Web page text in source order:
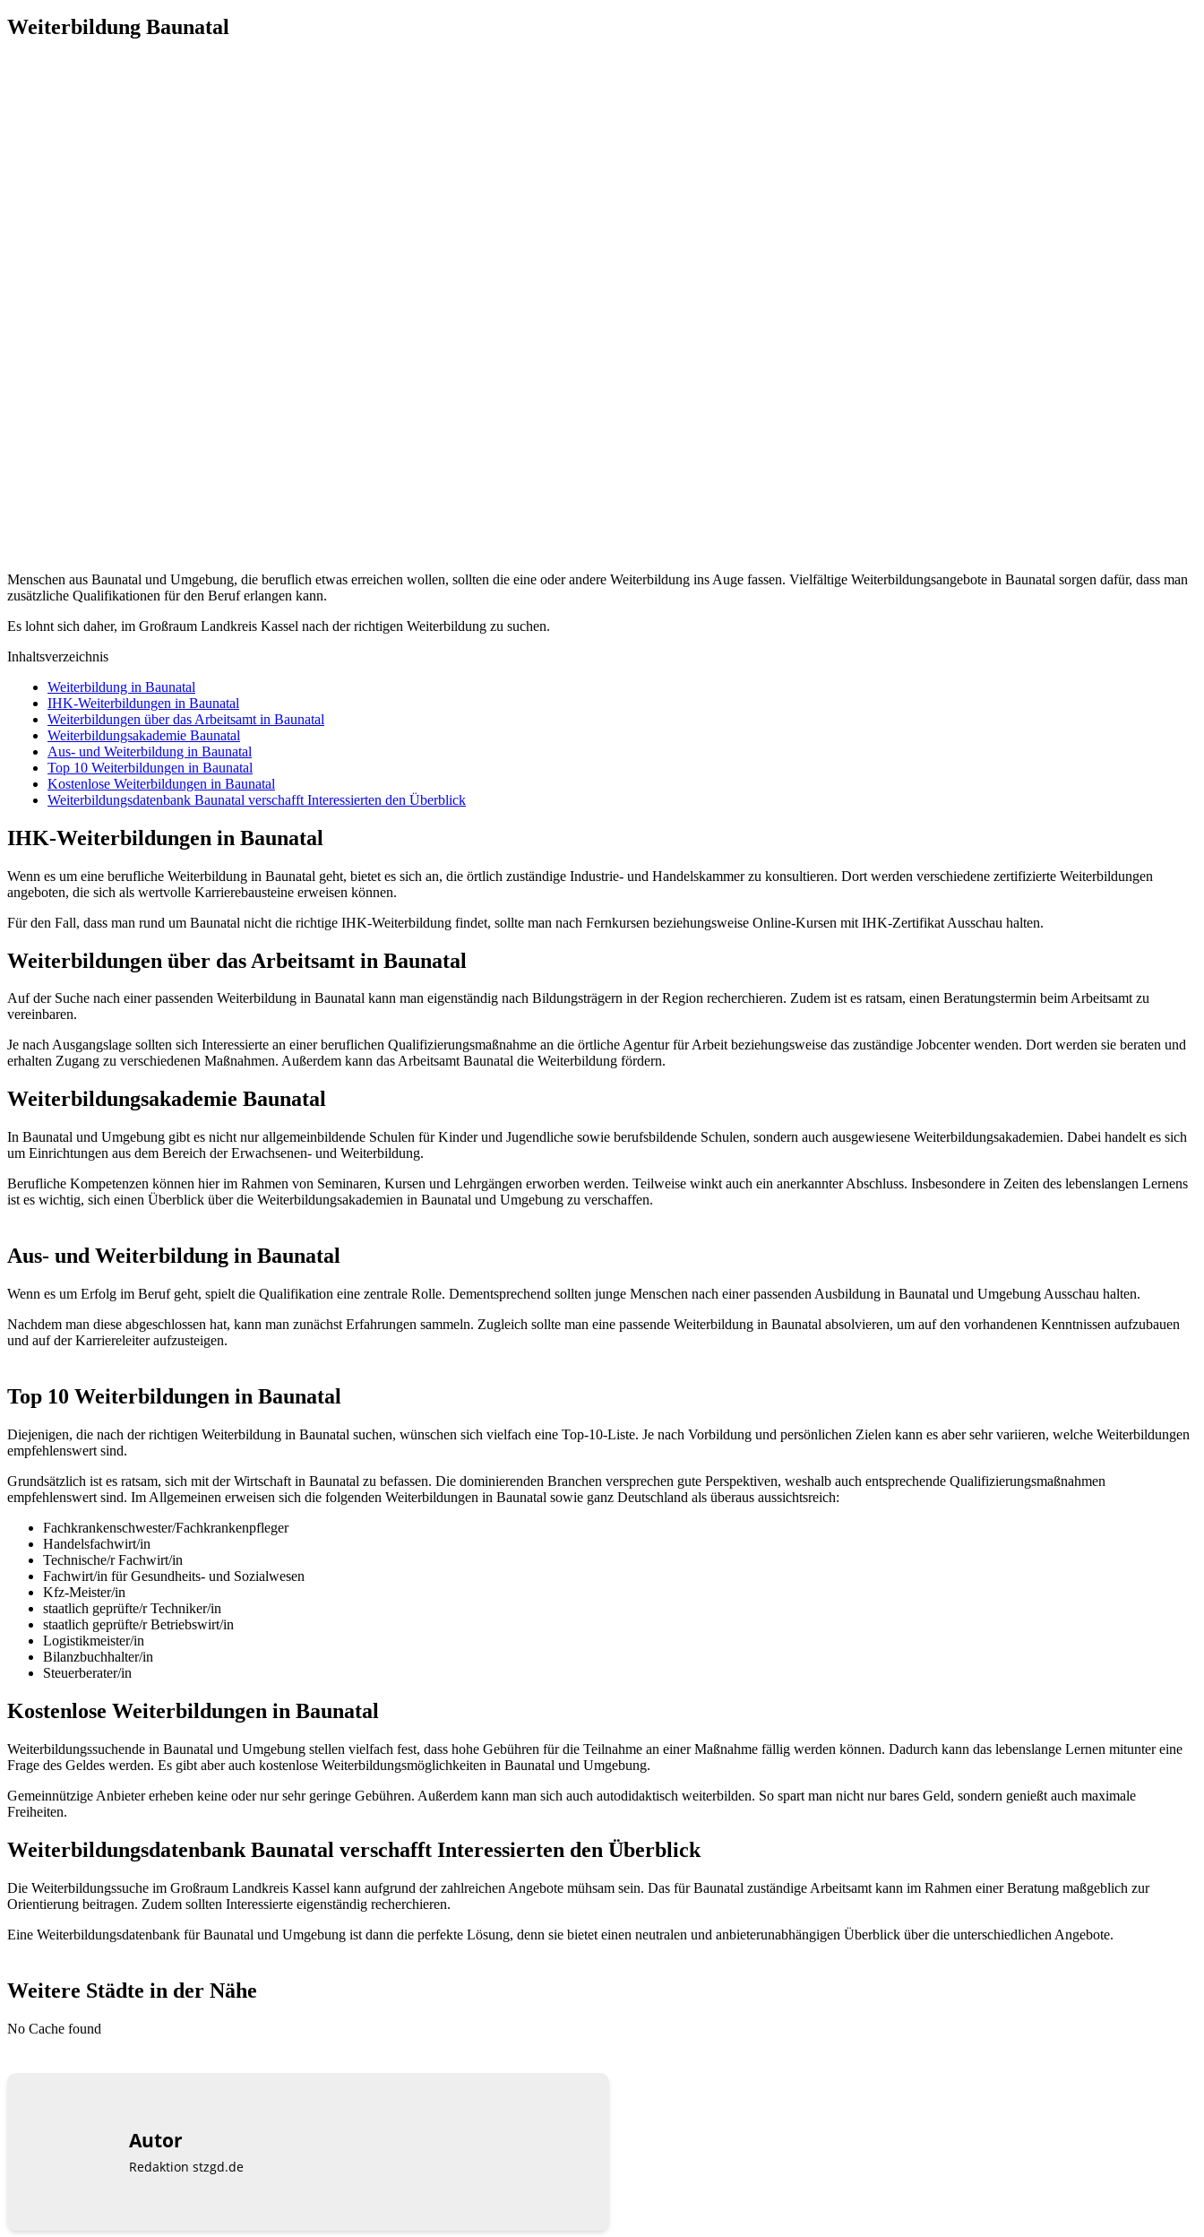
Weiterbildung Baunatal
Menschen aus Baunatal und Umgebung, die beruflich etwas erreichen wollen, sollten die eine oder andere Weiterbildung ins Auge fassen. Vielfältige Weiterbildungsangebote in Baunatal sorgen dafür, dass man
zusätzliche Qualifikationen für den Beruf erlangen kann.
Es lohnt sich daher, im Großraum Landkreis Kassel nach der richtigen Weiterbildung zu suchen.
Inhaltsverzeichnis
Weiterbildung in Baunatal
IHK-Weiterbildungen in Baunatal
Weiterbildungen über das Arbeitsamt in Baunatal
Weiterbildungsakademie Baunatal
Aus- und Weiterbildung in Baunatal
Top 10 Weiterbildungen in Baunatal
Kostenlose Weiterbildungen in Baunatal
Weiterbildungsdatenbank Baunatal verschafft Interessierten den Überblick
IHK-Weiterbildungen in Baunatal
Wenn es um eine berufliche Weiterbildung in Baunatal geht, bietet es sich an, die örtlich zuständige Industrie- und Handelskammer zu konsultieren. Dort werden verschiedene zertifizierte Weiterbildungen
angeboten, die sich als wertvolle Karrierebausteine erweisen können.
Für den Fall, dass man rund um Baunatal nicht die richtige IHK-Weiterbildung findet, sollte man nach Fernkursen beziehungsweise Online-Kursen mit IHK-Zertifikat Ausschau halten.
Weiterbildungen über das Arbeitsamt in Baunatal
Auf der Suche nach einer passenden Weiterbildung in Baunatal kann man eigenständig nach Bildungsträgern in der Region recherchieren. Zudem ist es ratsam, einen Beratungstermin beim Arbeitsamt zu
vereinbaren.
Je nach Ausgangslage sollten sich Interessierte an einer beruflichen Qualifizierungsmaßnahme an die örtliche Agentur für Arbeit beziehungsweise das zuständige Jobcenter wenden. Dort werden sie beraten und
erhalten Zugang zu verschiedenen Maßnahmen. Außerdem kann das Arbeitsamt Baunatal die Weiterbildung fördern.
Weiterbildungsakademie Baunatal
In Baunatal und Umgebung gibt es nicht nur allgemeinbildende Schulen für Kinder und Jugendliche sowie berufsbildende Schulen, sondern auch ausgewiesene Weiterbildungsakademien. Dabei handelt es sich
um Einrichtungen aus dem Bereich der Erwachsenen- und Weiterbildung.
Berufliche Kompetenzen können hier im Rahmen von Seminaren, Kursen und Lehrgängen erworben werden. Teilweise winkt auch ein anerkannter Abschluss. Insbesondere in Zeiten des lebenslangen Lernens
ist es wichtig, sich einen Überblick über die Weiterbildungsakademien in Baunatal und Umgebung zu verschaffen.
Aus- und Weiterbildung in Baunatal
Wenn es um Erfolg im Beruf geht, spielt die Qualifikation eine zentrale Rolle. Dementsprechend sollten junge Menschen nach einer passenden Ausbildung in Baunatal und Umgebung Ausschau halten.
Nachdem man diese abgeschlossen hat, kann man zunächst Erfahrungen sammeln. Zugleich sollte man eine passende Weiterbildung in Baunatal absolvieren, um auf den vorhandenen Kenntnissen aufzubauen
und auf der Karriereleiter aufzusteigen.
Top 10 Weiterbildungen in Baunatal
Diejenigen, die nach der richtigen Weiterbildung in Baunatal suchen, wünschen sich vielfach eine Top-10-Liste. Je nach Vorbildung und persönlichen Zielen kann es aber sehr variieren, welche Weiterbildungen
empfehlenswert sind.
Grundsätzlich ist es ratsam, sich mit der Wirtschaft in Baunatal zu befassen. Die dominierenden Branchen versprechen gute Perspektiven, weshalb auch entsprechende Qualifizierungsmaßnahmen
empfehlenswert sind. Im Allgemeinen erweisen sich die folgenden Weiterbildungen in Baunatal sowie ganz Deutschland als überaus aussichtsreich:
Fachkrankenschwester/Fachkrankenpfleger
Handelsfachwirt/in
Technische/r Fachwirt/in
Fachwirt/in für Gesundheits- und Sozialwesen
Kfz-Meister/in
staatlich geprüfte/r Techniker/in
staatlich geprüfte/r Betriebswirt/in
Logistikmeister/in
Bilanzbuchhalter/in
Steuerberater/in
Kostenlose Weiterbildungen in Baunatal
Weiterbildungssuchende in Baunatal und Umgebung stellen vielfach fest, dass hohe Gebühren für die Teilnahme an einer Maßnahme fällig werden können. Dadurch kann das lebenslange Lernen mitunter eine
Frage des Geldes werden. Es gibt aber auch kostenlose Weiterbildungsmöglichkeiten in Baunatal und Umgebung.
Gemeinnützige Anbieter erheben keine oder nur sehr geringe Gebühren. Außerdem kann man sich auch autodidaktisch weiterbilden. So spart man nicht nur bares Geld, sondern genießt auch maximale
Freiheiten.
Weiterbildungsdatenbank Baunatal verschafft Interessierten den Überblick
Die Weiterbildungssuche im Großraum Landkreis Kassel kann aufgrund der zahlreichen Angebote mühsam sein. Das für Baunatal zuständige Arbeitsamt kann im Rahmen einer Beratung maßgeblich zur
Orientierung beitragen. Zudem sollten Interessierte eigenständig recherchieren.
Eine Weiterbildungsdatenbank für Baunatal und Umgebung ist dann die perfekte Lösung, denn sie bietet einen neutralen und anbieterunabhängigen Überblick über die unterschiedlichen Angebote.
Weitere Städte in der Nähe
No Cache found
Autor
Redaktion stzgd.de